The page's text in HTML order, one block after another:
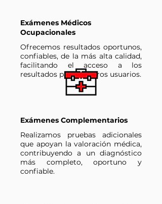
Exámenes Médicos
Ocupacionales
Ofrecemos resultados oportunos,
confiables, de la más alta calidad,
facilitando el acceso a los
resultados para nuestros usuarios.
Exámenes Complementarios
Realizamos pruebas adicionales
que apoyan la valoración médica,
contribuyendo a un diagnóstico
más completo, oportuno y
confiable.